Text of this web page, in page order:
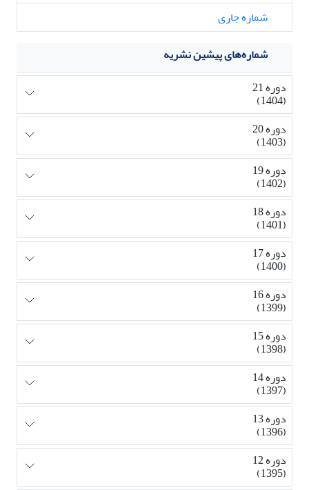
شماره جاری
شماره‌های پیشین نشریه
دوره 21
(1404)
دوره 20
(1403)
دوره 19
(1402)
دوره 18
(1401)
دوره 17
(1400)
دوره 16
(1399)
دوره 15
(1398)
دوره 14
(1397)
دوره 13
(1396)
دوره 12
(1395)